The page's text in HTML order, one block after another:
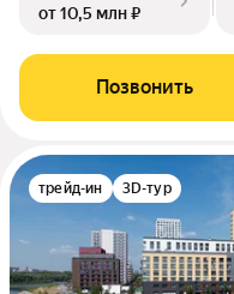
от 10,5 млн ₽
Позвонить
трейд-ин 3D-тур